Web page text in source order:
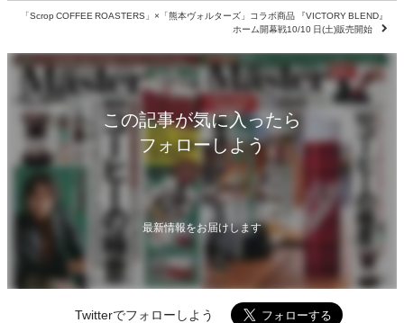
「Scrop COFFEE ROASTERS」×「熊本ヴォルターズ」コラボ商品 『VICTORY BLEND』
ホーム開幕戦10/10 日(土)販売開始
この記事が気に入ったら
フォローしよう
最新情報をお届けします
Twitterでフォローしよう